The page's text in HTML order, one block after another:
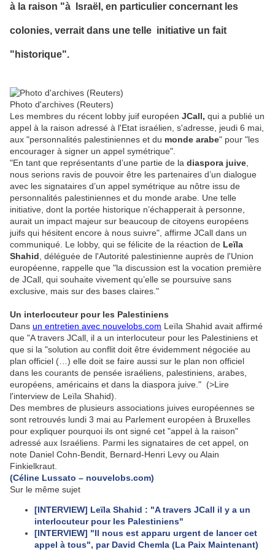
à la raison "à Israël, en particulier concernant les
colonies, verrait dans une telle initiative un fait
"historique".
Photo d'archives (Reuters)
Les membres du récent lobby juif européen JCall, qui a publié un
appel à la raison adressé à l'Etat israélien, s'adresse, jeudi 6 mai,
aux "personnalités palestiniennes et du monde arabe" pour "les
encourager à signer un appel symétrique".
"En tant que représentants d’une partie de la diaspora juive
nous serions ravis de pouvoir être les partenaires d’un dialogue
avec les signataires d’un appel symétrique au nôtre issu de
personnalités palestiniennes et du monde arabe. Une telle
initiative, dont la portée historique n’échapperait à personne,
aurait un impact majeur sur beaucoup de citoyens européens
juifs qui hésitent encore à nous suivre", affirme JCall dans un
communiqué. Le lobby, qui se félicite de la réaction de Leïla
Shahid , déléguée de l'Autorité palestinienne auprès de l'Union
européenne, rappelle que "la discussion est la vocation première
de JCall, qui souhaite vivement qu’elle se poursuive sans
exclusive, mais sur des bases claires."
Un interlocuteur pour les Palestiniens
Dans un entretien avec nouvelobs.com Leïla Shahid avait affirmé
que "A travers JCall, il a un interlocuteur pour les Palestiniens et
que si la "solution au conflit doit être évidemment négociée au
plan officiel (…) elle doit se faire aussi sur le plan non officiel
dans les courants de pensée israéliens, palestiniens, arabes,
européens, américains et dans la diaspora juive." (>Lire
l'interview de Leïla Shahid).
Des membres de plusieurs associations juives européennes se
sont retrouvés lundi 3 mai au Parlement européen à Bruxelles
pour expliquer pourquoi ils ont signé cet "appel à la raison"
adressé aux Israéliens. Parmi les signataires de cet appel, on
note Daniel Cohn-Bendit, Bernard-Henri Levy ou Alain
Finkielkraut.
(Céline Lussato – nouvelobs.com)
Sur le même sujet
[INTERVIEW] Leïla Shahid : "A travers JCall il y a un
interlocuteur pour les Palestiniens"
[INTERVIEW] "Il nous est apparu urgent de lancer cet
appel à tous", par David Chemla (La Paix Maintenant)